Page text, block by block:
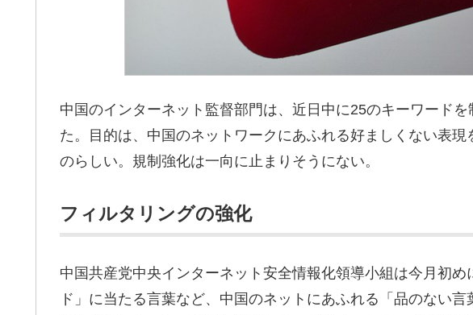
中国のインターネット監督部門は、近日中に25のキーワード
た。目的は、中国のネットワークにあふれる好ましくない表
のらしい。規制強化は一向に止まりそうにない。
フィルタリングの強化
中国共産党中央インターネット安全情報化領導小組は今月初
ド」に当たる言葉など、中国のネットにあふれる「品のない